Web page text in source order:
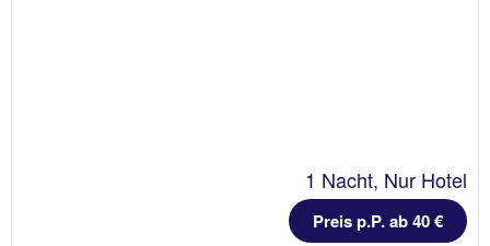
1 Nacht, Nur Hotel
Preis p.P. ab 40 €